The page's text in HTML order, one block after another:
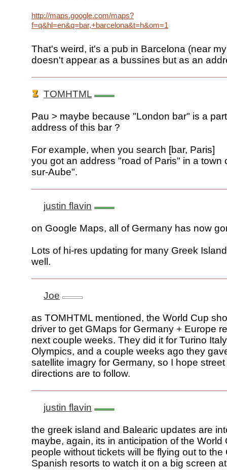
http://maps.google.com/maps?
f=q&hl=en&q=bar,+barcelona&t=h&om=1
That's weird, it's a pub in Barcelona (near
doesn't appear as a bussines but as an
TOMHTML
Pau > maybe because "London bar" is a
address of this bar ?
For example, when you search [bar, Paris]
you got an address "road of Paris" in a town
sur-Aube".
justin flavin
on Google Maps, all of Germany has now
Lots of hi-res updating for many Greek
well.
Joe
as TOMHTML mentioned, the World Cup
driver to get GMaps for Germany + Europe
next couple weeks. They did it for Turino
Olympics, and a couple weeks ago they
satellite imagry for Germany, so I hope
directions are to follow.
justin flavin
the greek island and Balearic updates are
maybe, again, its in anticipation of the World
people without tickets will be flying out to the
Spanish resorts to watch it on a big screen